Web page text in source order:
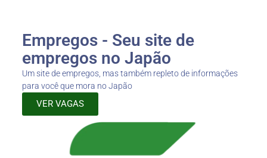
Empregos - Seu site de
empregos no Japão
Um site de empregos, mas também repleto de informações
para você que mora no Japão
VER VAGAS